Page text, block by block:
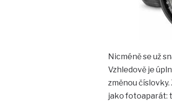
Nicméně se už
Vzhledově je
změnou
jako fotoaparát: